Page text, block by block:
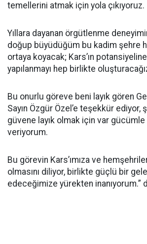
temellerini atmak için yola çıkıyoruz.
Yıllara dayanan örgütlenme
doğup büyüdüğüm bu kadim şehre
ortaya koyacak; Kars’ın
yapılanmayı hep birlikte
Bu onurlu göreve beni layık gören
Sayın Özgür Özel’e teşekkür ediyor,
güvene layık olmak için var gücümle
veriyorum.
Bu görevin Kars’ımıza ve
olmasını diliyor, birlikte güçlü bir
edeceğimize yürekten inanıyorum.”